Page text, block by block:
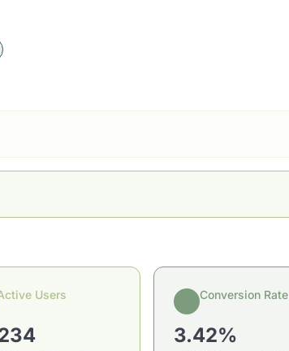
Users Conversion Rate
3.42%